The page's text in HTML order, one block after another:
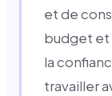
et de
budget et
la
travailler